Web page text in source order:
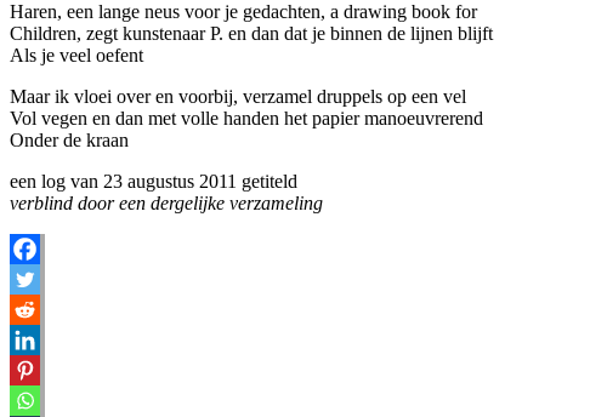
Haren, een lange neus voor je gedachten, a drawing book for
Children, zegt kunstenaar P. en dan dat je binnen de lijnen blijft
Als je veel oefent
Maar ik vloei over en voorbij, verzamel druppels op een vel
Vol vegen en dan met volle handen het papier manoeuvrerend
Onder de kraan
een log van 23 augustus 2011 getiteld
verblind door een dergelijke verzameling